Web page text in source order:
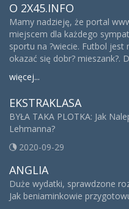
O 2X45.INFO
Mamy nadzieję, że portal
miejscem dla każdego
sportu na ?wiecie. Futbol jest
okazać się dobr? mieszank?.
więcej...
EKSTRAKLASA
BYŁA TAKA PLOTKA: Jak
Lehmanna?
2020-09-29
ANGLIA
Duże wydatki, sprawdzone
Jak beniaminkowie